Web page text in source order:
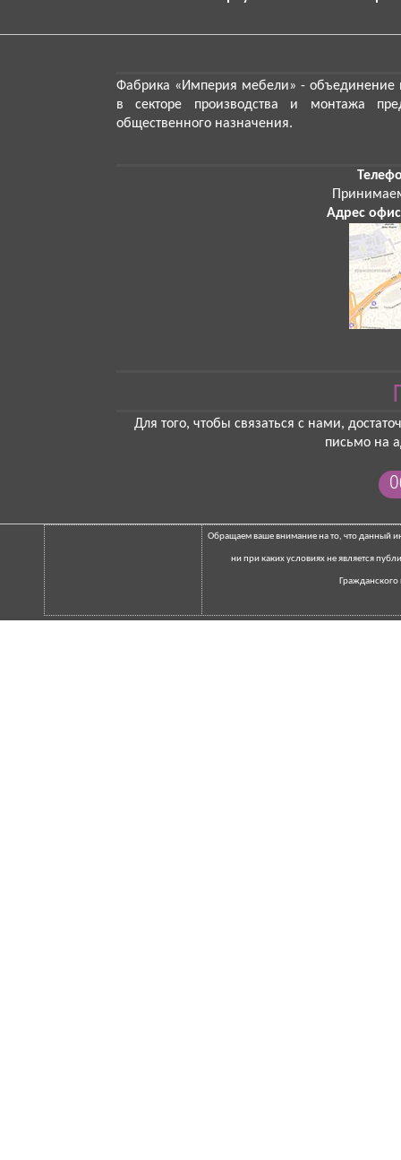
Фабрика «Империя мебели» - объединение
в секторе производства и монтажа
общественного назначения.
Адрес
Для того, чтобы связаться с нами,
письмо на
Обращаем ваше внимание на то, что данный
ни при каких условиях не является